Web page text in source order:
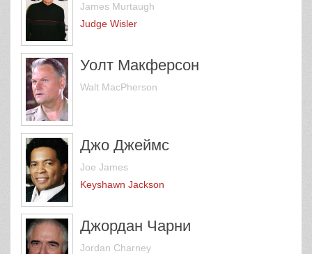
James Murtaugh
Judge Wisler
Уолт Макферсон
Walt MacPherson
Джо Джеймс
Joe James
Keyshawn Jackson
Джордан Чарни
Jordan Charney